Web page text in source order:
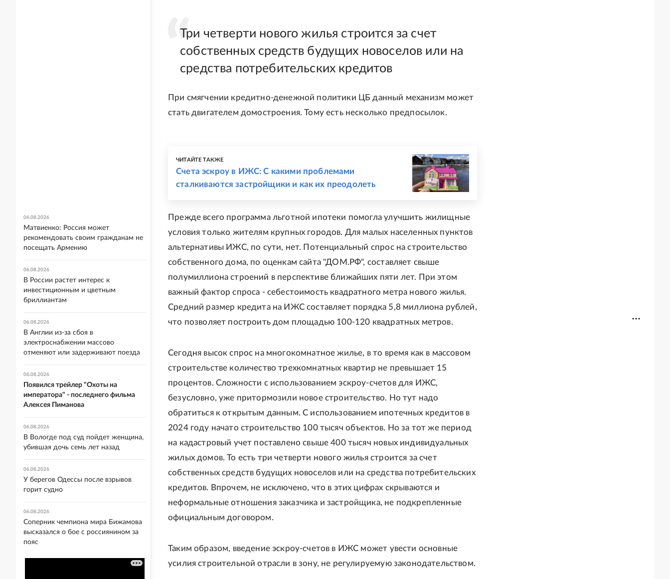
Три четверти нового жилья строится за счет
собственных средств будущих новоселов или на
средства потребительских кредитов
При смягчении кредитно-денежной политики ЦБ данный механизм может
стать двигателем домостроения. Тому есть несколько предпосылок.
ЧИТАЙТЕ ТАКЖЕ
Счета эскроу в ИЖС: С какими проблемами
сталкиваются застройщики и как их преодолеть
Прежде всего программа льготной ипотеки помогла улучшить жилищные
условия только жителям крупных городов. Для малых населенных пунктов
альтернативы ИЖС, по сути, нет. Потенциальный спрос на строительство
собственного дома, по оценкам сайта "ДОМ.РФ", составляет свыше
полумиллиона строений в перспективе ближайших пяти лет. При этом
важный фактор спроса - себестоимость квадратного метра нового жилья.
Средний размер кредита на ИЖС составляет порядка 5,8 миллиона рублей,
что позволяет построить дом площадью 100-120 квадратных метров.
Сегодня высок спрос на многокомнатное жилье, в то время как в массовом
строительстве количество трехкомнатных квартир не превышает 15
процентов. Сложности с использованием эскроу-счетов для ИЖС,
безусловно, уже притормозили новое строительство. Но тут надо
обратиться к открытым данным. С использованием ипотечных кредитов в
2024 году начато строительство 100 тысяч объектов. Но за тот же период
на кадастровый учет поставлено свыше 400 тысяч новых индивидуальных
жилых домов. То есть три четверти нового жилья строится за счет
собственных средств будущих новоселов или на средства потребительских
кредитов. Впрочем, не исключено, что в этих цифрах скрываются и
неформальные отношения заказчика и застройщика, не подкрепленные
официальным договором.
Таким образом, введение эскроу-счетов в ИЖС может увести основные
усилия строительной отрасли в зону, не регулируемую законодательством.
06.08.2026
Матвиенко: Россия может
рекомендовать своим гражданам не
посещать Армению
06.08.2026
В России растет интерес к
инвестиционным и цветным
бриллиантам
06.08.2026
В Англии из-за сбоя в
электроснабжении массово
отменяют или задерживают поезда
06.08.2026
Появился трейлер "Охоты на
императора" - последнего фильма
Алексея Пиманова
06.08.2026
В Вологде под суд пойдет женщина,
убившая дочь семь лет назад
06.08.2026
У берегов Одессы после взрывов
горит судно
06.08.2026
Соперник чемпиона мира Бижамова
высказался о бое с россиянином за
пояс